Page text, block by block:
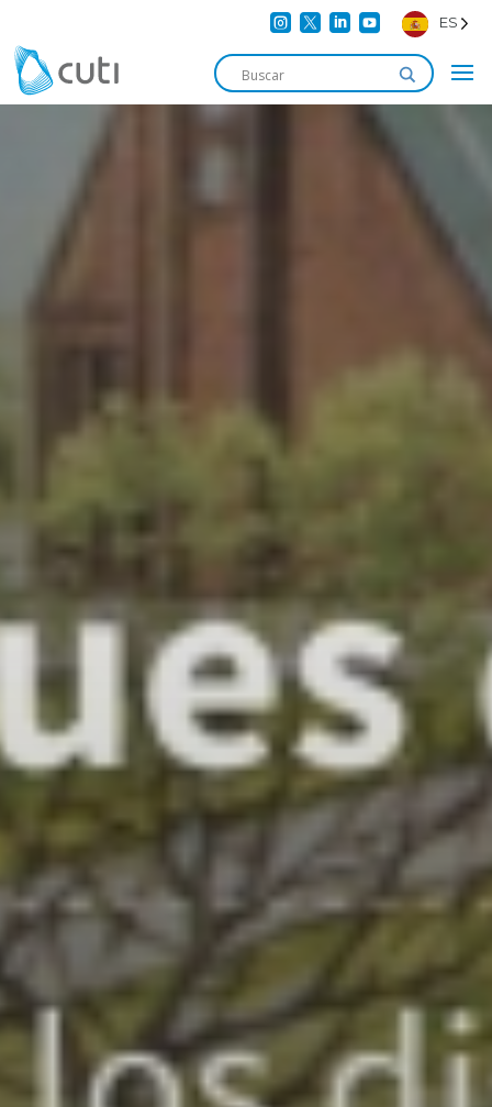
    ES